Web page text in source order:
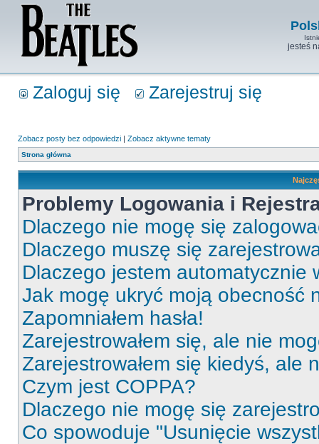
jesteś
Zaloguj się Zarejestruj się
Zobacz posty bez odpowiedzi | Zobacz aktywne tematy
Strona główna
Problemy Logowania i
Dlaczego nie mogę się
Dlaczego muszę się
Dlaczego jestem automatycznie
Jak mogę ukryć moją obecność
Zapomniałem hasła!
Zarejestrowałem się, ale nie
Zarejestrowałem się kiedyś, ale
Czym jest COPPA?
Dlaczego nie mogę się
Co spowoduje "Usunięcie